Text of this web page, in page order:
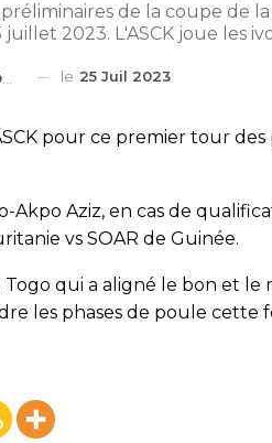
de la coupe de
2023. L'ASCK joue les
le 25 Juil 2023
pour ce premier tour
Akpo Aziz, en cas de
vs SOAR de Guinée.
qui a aligné le bon et
les phases de poule cette